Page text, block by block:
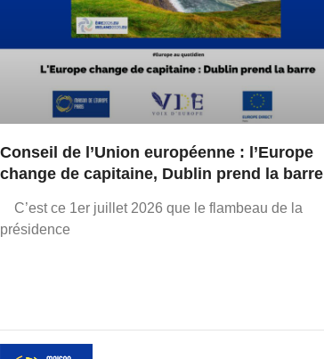
Conseil de l’Union européenne : l’Europe
change de capitaine, Dublin prend la barre
C’est ce 1er juillet 2026 que le flambeau de la
présidence